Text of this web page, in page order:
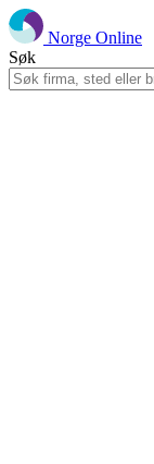
Norge Online
Søk